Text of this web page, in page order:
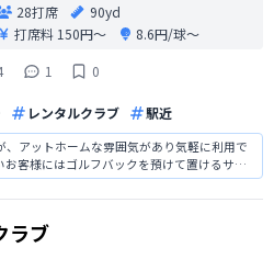
28打席
90yd
打席料 150円〜
8.6円/球〜
1 0
レンタルクラブ 駅近
、アットホームな雰囲気があり気軽に利用で
お客様にはゴルフバックを預けて置けるサー
ょっと寄って打って帰るという利用も可能で
スの練習にも使えます。
ラブ